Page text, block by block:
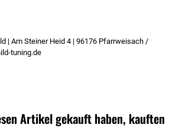
| Am Steiner Heid 4 | 96176 Pfarrweisach /
tuning.de
Artikel gekauft haben, kauften